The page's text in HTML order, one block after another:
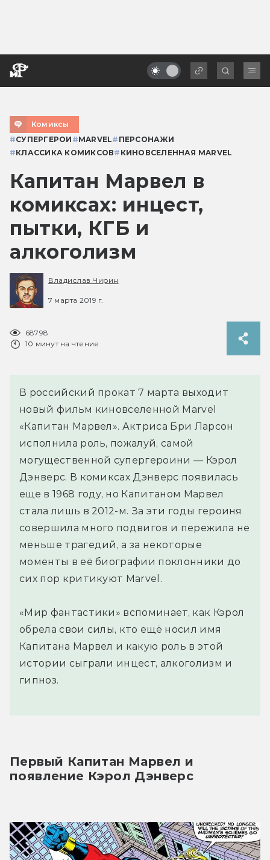
Комиксы
#СУПЕРГЕРОИ #MARVEL# ПЕРСОНАЖИ
#КЛАССИКА КОМИКСОВ# КИНОВСЕЛЕННАЯ MARVEL
Капитан Марвел в
комиксах: инцест,
пытки, КГБ и
алкоголизм
Владислав Чирин
7 марта 2019 г.
68798
10 минут на чтение
В российский прокат 7 марта выходит
новый фильм киновселенной Marvel
«Капитан Марвел». Актриса Бри Ларсон
исполнила роль, пожалуй, самой
могущественной супергероини — Кэрол
Дэнверс. В комиксах Дэнверс появилась
еще в 1968 году, но Капитаном Марвел
стала лишь в 2012-м. За эти годы героиня
совершила много подвигов и пережила не
меньше трагедий, а за некоторые
моменты в её биографии поклонники до
сих пор критикуют Marvel.
«Мир фантастики» вспоминает, как Кэрол
обрела свои силы, кто ещё носил имя
Капитана Марвел и какую роль в этой
истории сыграли инцест, алкоголизм и
гипноз.
Первый Капитан Марвел и
появление Кэрол Дэнверс